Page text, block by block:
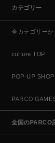
カテゴリー
全カテゴリーか
culture TOP
POP-UP
PARCO
全国のPARCO